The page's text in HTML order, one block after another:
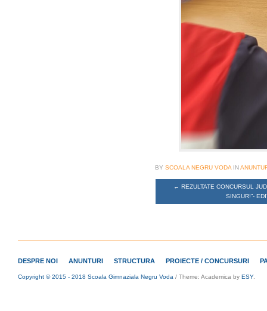
BY SCOALA NEGRU VODA IN
← REZULTATE CONCURSUL
SINGUR!”-
DESPRE NOI ANUNTURI STRUCTURA PROIECTE / CONCURSURI
Copyright © 2015 - 2018 Scoala Gimnaziala Negru Voda / Theme: Academica by ESY.